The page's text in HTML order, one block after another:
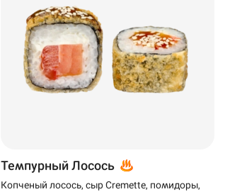
Темпурный Лосось
Копченый лосось, сыр Cremette, помидоры,